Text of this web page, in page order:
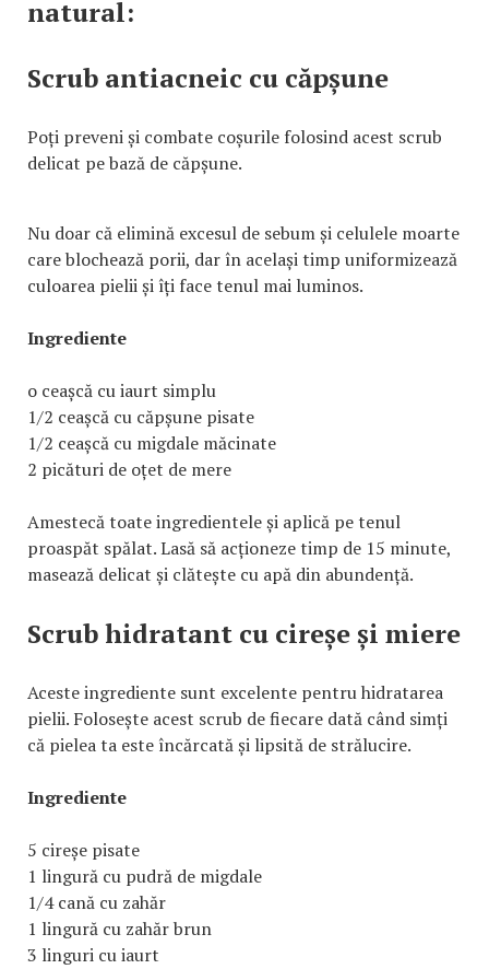
natural:
Scrub antiacneic cu căpșune
Poți preveni și combate coșurile folosind acest scrub
delicat pe bază de căpșune.
Nu doar că elimină excesul de sebum și celulele moarte
care blochează porii, dar în același timp uniformizează
culoarea pielii și îți face tenul mai luminos.
Ingrediente
o ceașcă cu iaurt simplu
1/2 ceașcă cu căpșune pisate
1/2 ceașcă cu migdale măcinate
2 picături de oțet de mere
Amestecă toate ingredientele și aplică pe tenul
proaspăt spălat. Lasă să acționeze timp de 15 minute,
masează delicat și clătește cu apă din abundență.
Scrub hidratant cu cireșe și miere
Aceste ingrediente sunt excelente pentru hidratarea
pielii. Folosește acest scrub de fiecare dată când simți
că pielea ta este încărcată și lipsită de strălucire.
Ingrediente
5 cireșe pisate
1 lingură cu pudră de migdale
1/4 cană cu zahăr
1 lingură cu zahăr brun
3 linguri cu iaurt